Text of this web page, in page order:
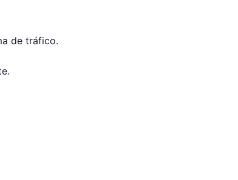
de tráfico.